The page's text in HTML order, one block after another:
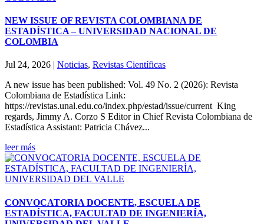
NEW ISSUE OF REVISTA COLOMBIANA DE
ESTADÍSTICA – UNIVERSIDAD NACIONAL DE
COLOMBIA
Jul 24, 2026 | Noticias, Revistas Científicas
A new issue has been published: Vol. 49 No. 2 (2026): Revista
Colombiana de Estadística Link:
https://revistas.unal.edu.co/index.php/estad/issue/current King
regards, Jimmy A. Corzo S Editor in Chief Revista Colombiana de
Estadística Assistant: Patricia Chávez...
leer más
CONVOCATORIA DOCENTE, ESCUELA DE
ESTADÍSTICA, FACULTAD DE INGENIERÍA,